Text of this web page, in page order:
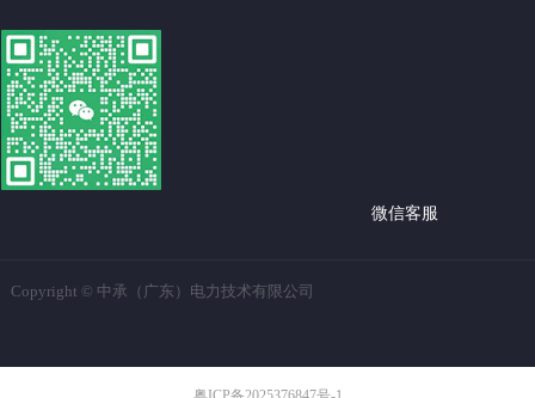
微信客服
Copyright © 中承（广东）电力技术有限公司